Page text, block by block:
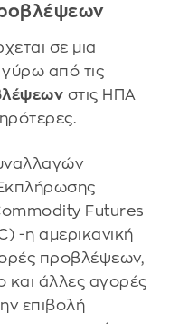
σε μια
γύρω από τις
στις ΗΠΑ
Futures
-η αμερικανική
προβλέψεων,
και άλλες αγορές
επιβολή